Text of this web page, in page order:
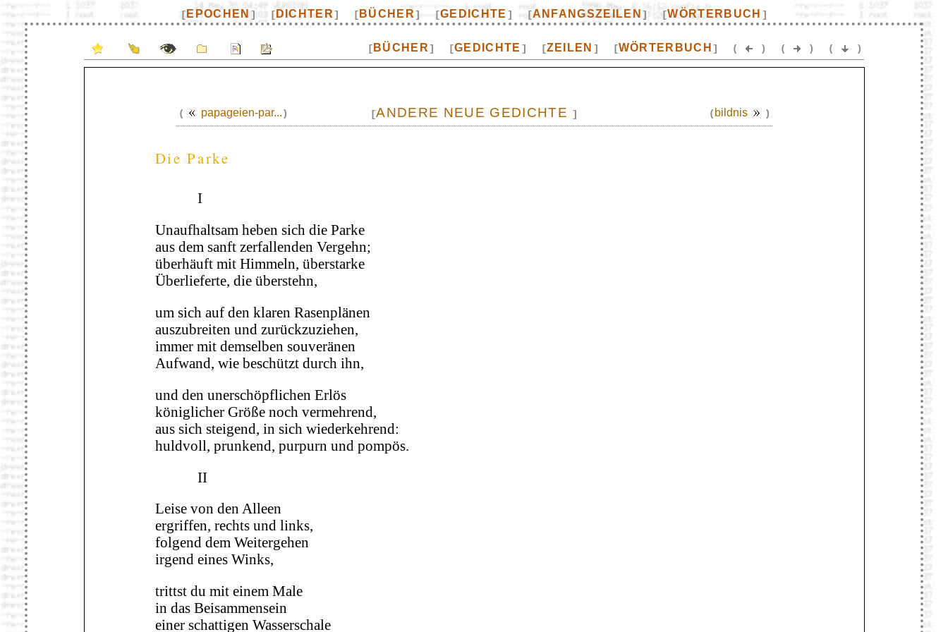
[ EPOCHEN ] [ DICHTER] [ BÜCHER] [GEDICHTE ] [ANFANGSZEILEN ] [WÖRTERBUCH ]
[ BÜCHER] [GEDICHTE ] [ZEILEN ] [WÖRTERBUCH ] ( ) ( ) ( )
( papageien-par...) [ANDERE NEUE GEDICHTE ] ( bildnis )
Die Parke
I
Unaufhaltsam heben sich die Parke
aus dem sanft zerfallenden Vergehn;
überhäuft mit Himmeln, überstarke
Überlieferte, die überstehn,
um sich auf den klaren Rasenplänen
auszubreiten und zurückzuziehen,
immer mit demselben souveränen
Aufwand, wie beschützt durch ihn,
und den unerschöpflichen Erlös
königlicher Größe noch vermehrend,
aus sich steigend, in sich wiederkehrend:
huldvoll, prunkend, purpurn und pompös.
II
Leise von den Alleen
ergriffen, rechts und links,
folgend dem Weitergehen
irgend eines Winks,
trittst du mit einem Male
in das Beisammensein
einer schattigen Wasserschale